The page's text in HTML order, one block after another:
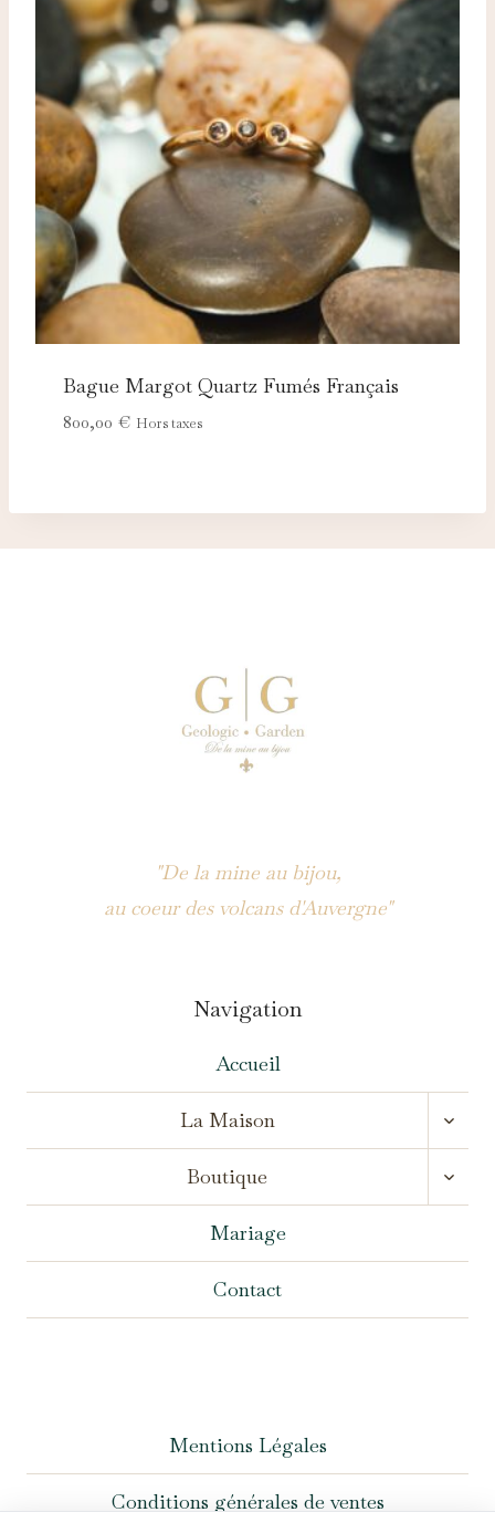
Bague Margot Quartz Fumés Français
800,00 € Hors taxes
"De la mine au bijou,
au coeur des volcans d'Auvergne"
Navigation
Accueil
La Maison
MENU
Boutique
MENU
Mariage
Contact
Mentions Légales
Conditions générales de ventes